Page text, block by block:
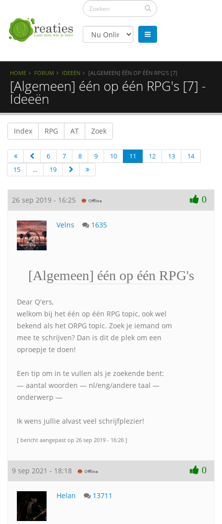
HOME FORUM IDEEËN [ALGEMEEN] ÉÉN OP ÉÉN RPG'S [7]
[Algemeen] één op één RPG's [7] -
Ideeën
Index RPG AT Zoek
6 7 8 9 10 11 12 13
14
15
... 19
26 sep 2019 - 16:25 0
Velns 1635
[Algemeen] één op één RPG's
Dear Q'ers,
welkom bij het één op één RPG topic, ook wel
bekend als het ORPG topic. Zoek je iemand om
mee te schrijven? Dan is dit de plek om een
oproepje te doen!
Een tip om in te vullen als je zoekende bent:
— aantal woorden — nl/eng/andere taal —
onderwerp —
Ik wens jullie alvast veel schrijfplezier!
[ bericht aangepast op 26 sep 2019 - 16:26 ]
9 sep 2021 - 18:18 0
Helan 13711